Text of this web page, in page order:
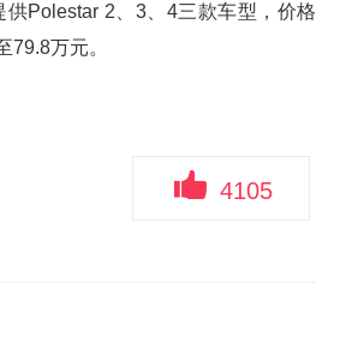
供Polestar 2、3、4三款车型，价格
79.8万元。
4105